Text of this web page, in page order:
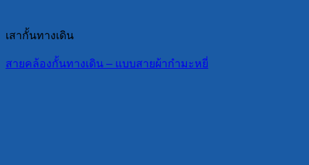
เสากั้นทางเดิน
สายคล้องกั้นทางเดิน – แบบสายผ้ากำมะหยี่